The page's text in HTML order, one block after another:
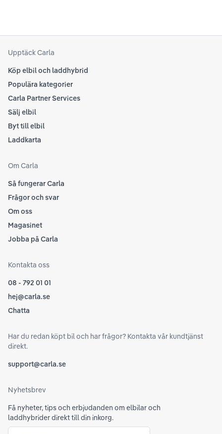
att
Upptäck Carla
Köp elbil och laddhybrid
Populära kategorier
Carla Partner Services
Sälj elbil
Byt till elbil
Laddkarta
Om Carla
Så fungerar Carla
Frågor och svar
Om oss
Magasinet
Jobba på Carla
Kontakta oss
08 - 792 01 01
hej@carla.se
Chatta
Har du redan köpt bil och har frågor? Kontakta vår kundtjänst
direkt.
support@carla.se
Nyhetsbrev
Få nyheter, tips och erbjudanden om elbilar och
laddhybrider direkt till din inkorg.